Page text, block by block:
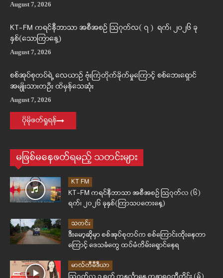
August 7, 2026
KT-FM ကရင်နီဘာသာ အစီအစဉ် ဩဂုတ်လ( ၇ ) ရက်၊ ၂၀၂၆ ခု
နှစ်(သောကြာနေ့)
August 7, 2026
စစ်အုပ်စုတပ်ရဲ့ လေယာဉ် ဗုံးကြဲတိုက်ခိုက်မှုကြောင့် စစ်ဘေးရှောင်
အမျိုးသားတဦး ထိမှန်သေဆုံး
August 7, 2026
ပိုမိုဖတ်ရှုရန်
မဖြစ်မနေဖတ်ရမည့် သတင်းများ
KT FM
KT-FM ကရင်နီဘာသာ အစီအစဉ် ဩဂုတ်လ (၆)
ရက်၊ ၂၀၂၆ ခုနှစ်(ကြာသပတေးနေ့)
သတင်း
ဒီးမော့ဆိုမှာ စစ်အုပ်စုတပ်က စစ်ကြောင်းထိုးနေတာ
ကြောင့် ဒေသခံတွေ ထပ်မံတိမ်းရှောင်နေရ
မာလ်တီမီဒီယာ